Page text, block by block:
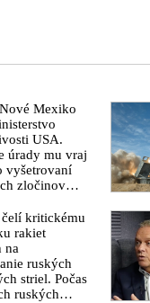
Mexiko
USA.
úrady mu vraj
vyšetrovaní
zločinov
Epsteina.
aby
zo
ktoré boli
drsného
sexu,
kritickému
rakiet
na
ruských
striel. Počas
ruských